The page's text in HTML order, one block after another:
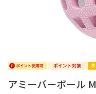
アミーバーボール M